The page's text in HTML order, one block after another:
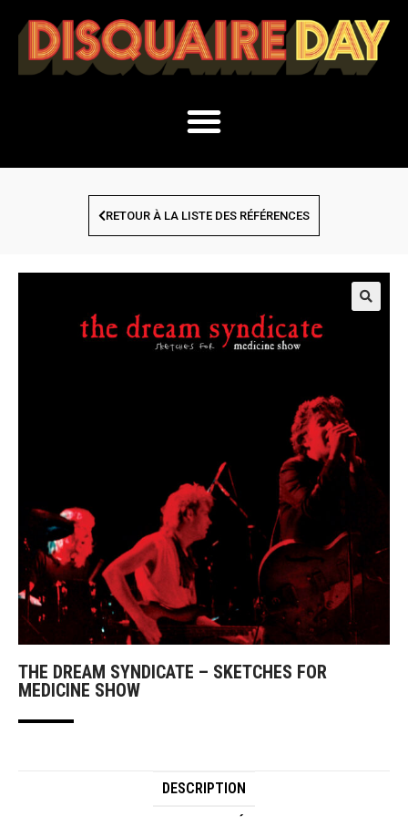
RETOUR À LA LISTE DES RÉFÉRENCES
THE DREAM SYNDICATE – SKETCHES FOR
MEDICINE SHOW
DESCRIPTION